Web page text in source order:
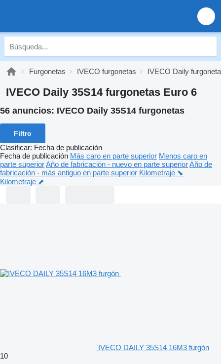
Furgonetas IVECO furgonetas IVECO Daily
IVECO Daily 35S14 furgonetas Euro 6
56 anuncios: IVECO Daily 35S14 furgonetas
Filtro
Clasificar: Fecha de publicación
Fecha de publicación Más caro en parte superior Menos caro en
parte superiorAño de fabricación - nuevo en parte superiorAño de
fabricación - más antiguo en parte superior Kilometraje ⬊
Kilometraje ⬈
IVECO DAILY 35S14 16M3 furgón
10